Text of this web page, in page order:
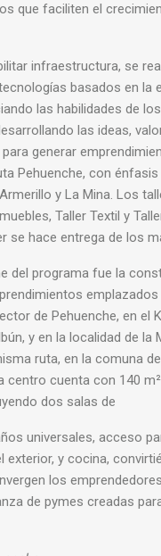
que faciliten el
infraestructura, se
basados en la
las habilidades de los
las ideas,
generar
Pehuenche, con énfasis
y La Mina. Los
Taller Textil y
se hace entrega de los
del programa fue la
emplazados
de Pehuenche, en el
y en la localidad de la
ruta, en la comuna
centro cuenta con 140
dos salas de
universales, acceso
exterior, y cocina,
los
de pymes creadas